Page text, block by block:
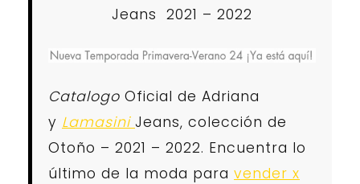
Jeans 2021 – 2022
Catalogo Oficial de Adriana
y Lamasini Jeans, colección de
Otoño – 2021 – 2022. Encuentra lo
último de la moda para vender x